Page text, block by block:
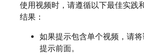
使用视频时，请遵循以下最佳实践
结果：
如果提示包含单个视频，请
提示前面。